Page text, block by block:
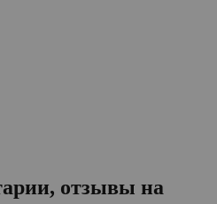
отзывы на